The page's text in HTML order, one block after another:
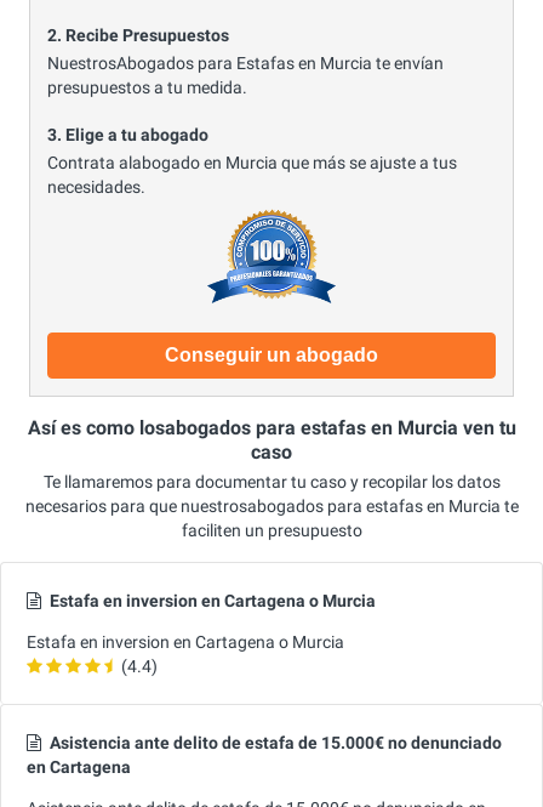
2. Recibe Presupuestos
NuestrosAbogados para Estafas en Murcia te envían
presupuestos a tu medida.
3. Elige a tu abogado
Contrata alabogado en Murcia que más se ajuste a tus
necesidades.
Conseguir un abogado
Así es como losabogados para estafas en Murcia ven tu
caso
Te llamaremos para documentar tu caso y recopilar los datos
necesarios para que nuestrosabogados para estafas en Murcia te
faciliten un presupuesto
Estafa en inversion en Cartagena o Murcia
Estafa en inversion en Cartagena o Murcia
(4.4)
Asistencia ante delito de estafa de 15.000€ no denunciado
en Cartagena